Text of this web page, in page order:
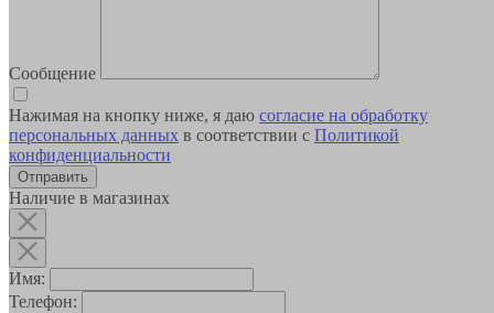
Сообщение
Нажимая на кнопку ниже, я даю согласие на обработку
персональных данных в соответствии с Политикой
конфиденциальности
Наличие в магазинах
Имя:
Телефон: